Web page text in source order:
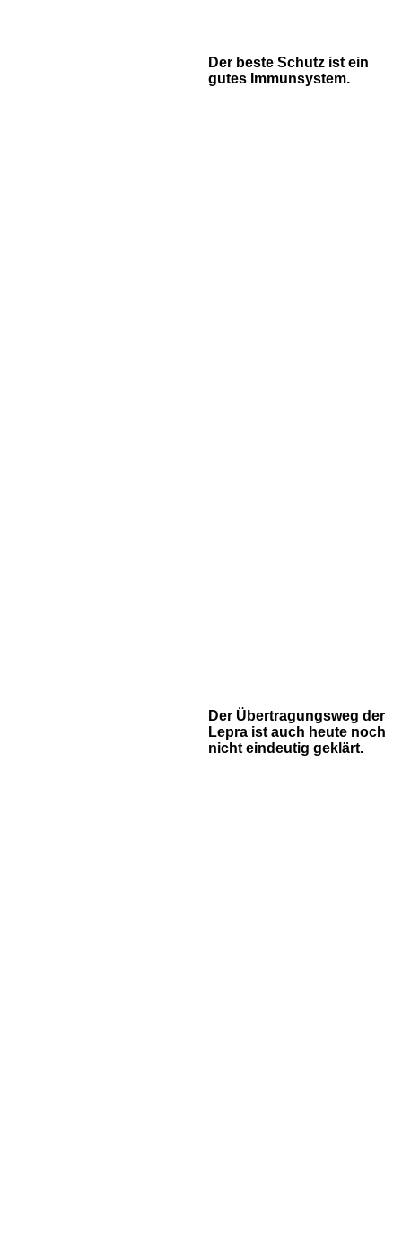
Der beste Schutz ist ein
gutes Immunsystem.
Der Übertragungsweg der
Lepra ist auch heute noch
nicht eindeutig geklärt.